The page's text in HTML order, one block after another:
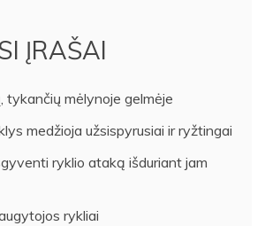
ĮRAŠAI
tykančių mėlynoje gelmėje
medžioja užsispyrusiai ir ryžtingai
ryklio ataką išduriant jam
rykliai